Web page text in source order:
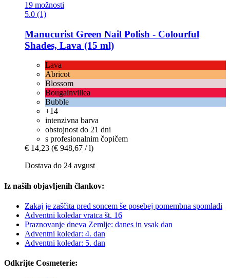
19 možnosti
5.0 (1)
Manucurist Green Nail Polish -​ Colourful
Shades, Lava (15 ml)
Lava
Abricot
Blossom
Bougainvillea
Bubble
+14
intenzivna barva
obstojnost do 21 dni
s profesionalnim čopičem
€ 14,23 (€ 948,67 / l)
Dostava do 24 avgust
Iz naših objavljenih člankov:
Zakaj je zaščita pred soncem še posebej pomembna spomladi
Adventni koledar vratca št. 16
Praznovanje dneva Zemlje: danes in vsak dan
Adventni koledar: 4. dan
Adventni koledar: 5. dan
Odkrijte Cosmeterie: